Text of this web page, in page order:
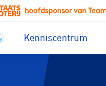
Kenniscentrum